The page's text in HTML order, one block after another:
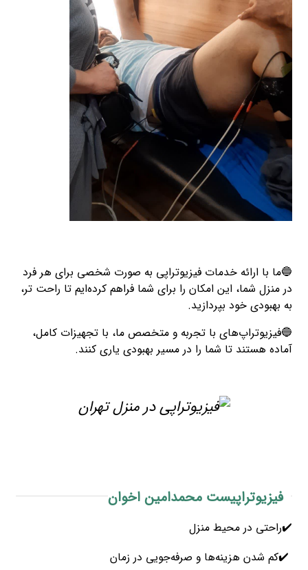
🔵ما با ارائه خدمات فیزیوتراپی به صورت شخصی برای هر فرد
در منزل شما، این امکان را برای شما فراهم کرده‌ایم تا راحت تر،
به بهبودی خود بپردازید.
🔵فیزیوتراپ‌های با تجربه و متخصص ما، با تجهیزات کامل،
آماده هستند تا شما را در مسیر بهبودی یاری کنند.
فیزیوتراپیست محمدامین اخوان
✔️راحتی در محیط منزل
✔️کم شدن هزینه‌ها و صرفه‌جویی در زمان